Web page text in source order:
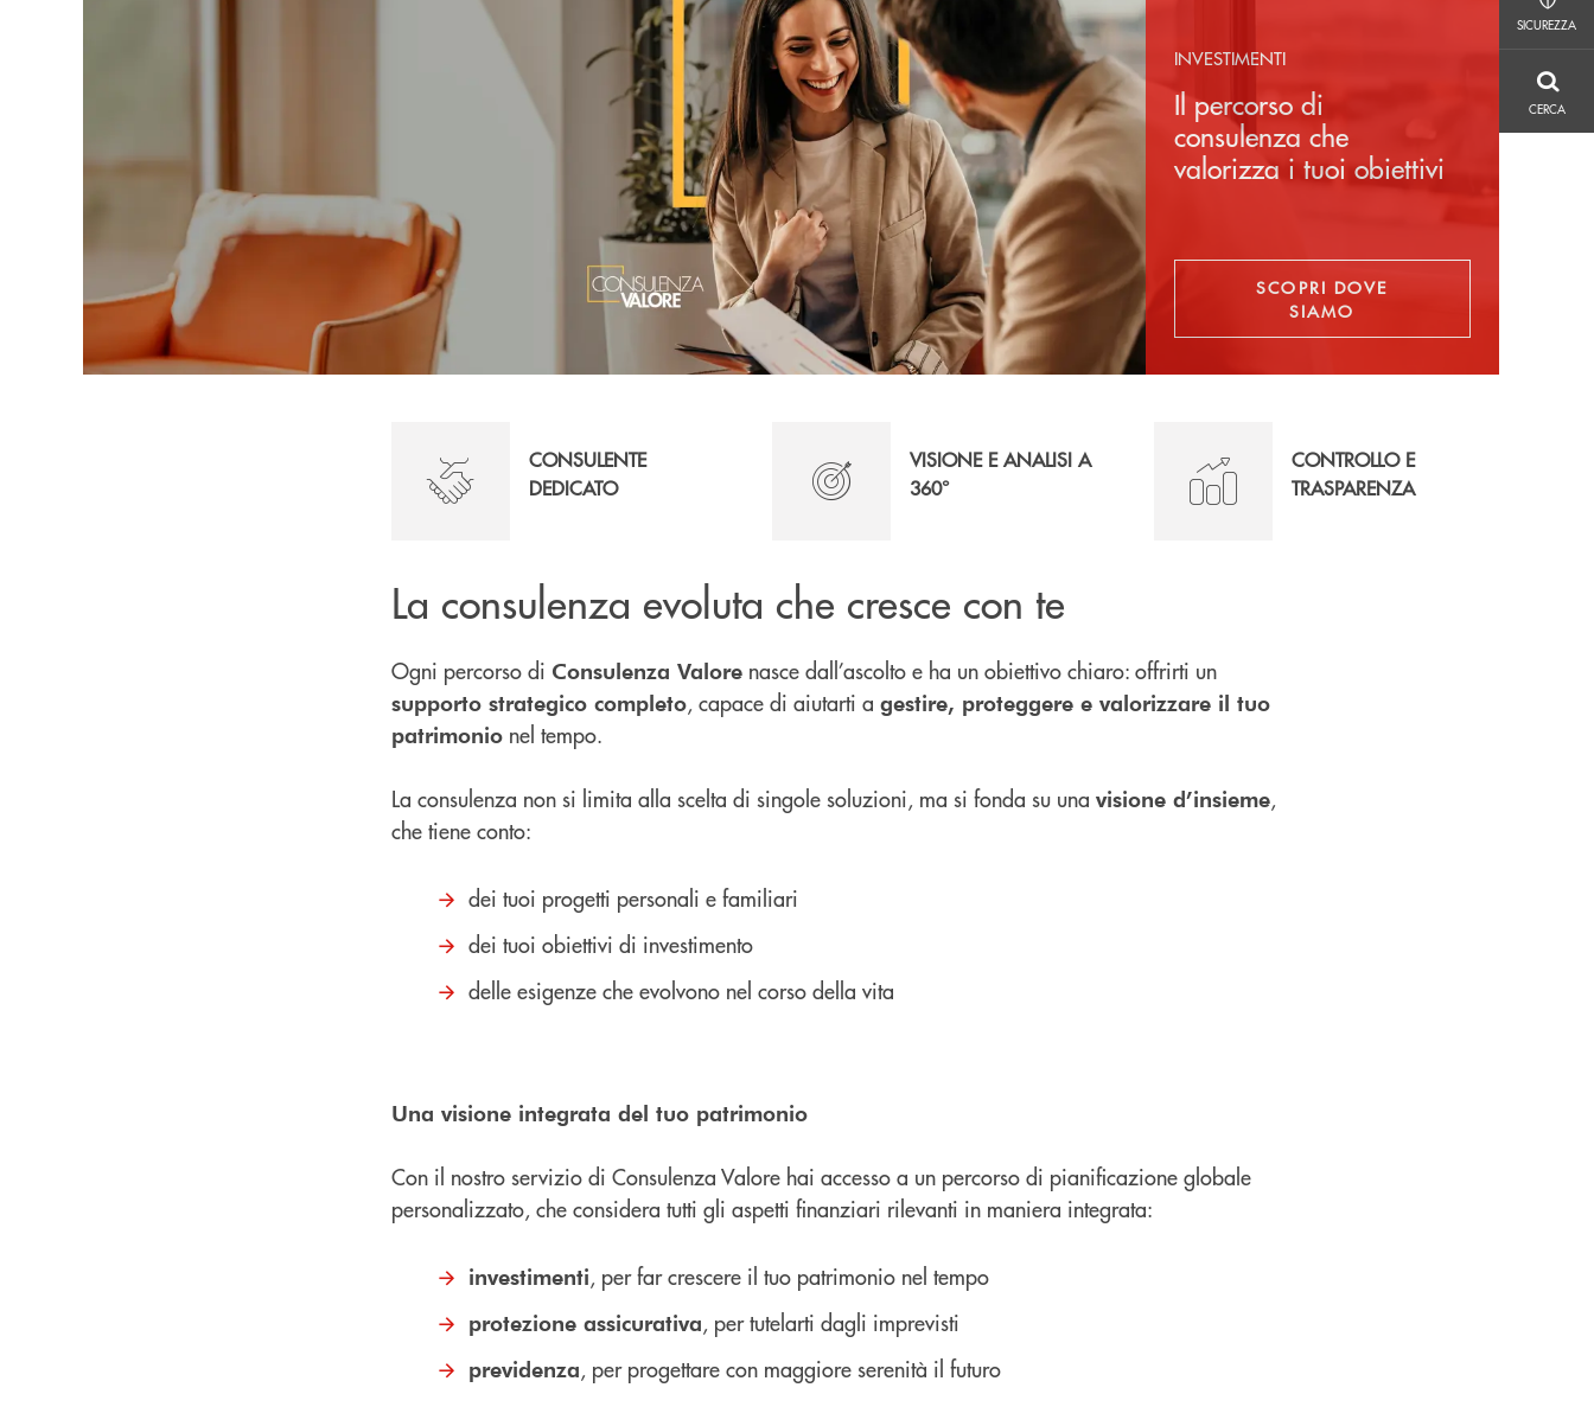
SICUREZZA
CERCA
INVESTIMENTI
Il percorso di
consulenza che
valorizza i tuoi obiettivi
SCOPRI DOVE
SIAMO
CONSULENTE
DEDICATO
VISIONE E ANALISI A
360°
CONTROLLO E
TRASPARENZA
La consulenza evoluta che cresce con te
Ogni percorso di Consulenza Valore nasce dall’ascolto e ha un obiettivo chiaro: offrirti un
supporto strategico completo, capace di aiutarti a gestire, proteggere e valorizzare il tuo
patrimonio nel tempo.
La consulenza non si limita alla scelta di singole soluzioni, ma si fonda su una visione d’insieme,
che tiene conto:
dei tuoi progetti personali e familiari
dei tuoi obiettivi di investimento
delle esigenze che evolvono nel corso della vita
Una visione integrata del tuo patrimonio
Con il nostro servizio di Consulenza Valore hai accesso a un percorso di pianificazione globale
personalizzato, che considera tutti gli aspetti finanziari rilevanti in maniera integrata:
investimenti, per far crescere il tuo patrimonio nel tempo
protezione assicurativa, per tutelarti dagli imprevisti
previdenza, per progettare con maggiore serenità il futuro